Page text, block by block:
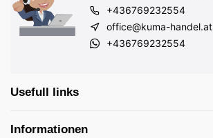
+436769232554
office@kuma-handel.at
+436769232554
Usefull links
Informationen